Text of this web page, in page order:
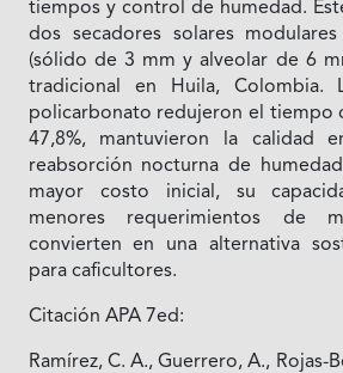
tiempos y control de humedad.
dos secadores solares
(sólido de 3 mm y alveolar de 6
tradicional en Huila, Colombia.
policarbonato redujeron el tiempo
47,8%, mantuvieron la calidad
reabsorción nocturna de
mayor costo inicial, su
menores requerimientos de
convierten en una alternativa
para caficultores.
Citación APA 7ed:
Ramírez, C. A., Guerrero, A., Rojas-